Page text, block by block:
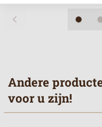
Andere
voor u zijn!